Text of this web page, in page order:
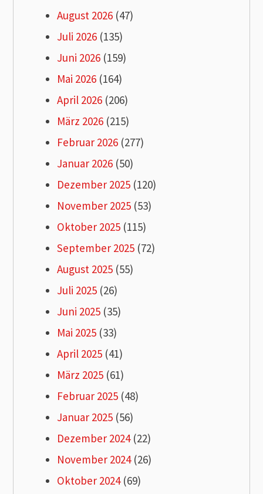
August 2026 (47)
Juli 2026 (135)
Juni 2026 (159)
Mai 2026 (164)
April 2026 (206)
März 2026 (215)
Februar 2026 (277)
Januar 2026 (50)
Dezember 2025 (120)
November 2025 (53)
Oktober 2025 (115)
September 2025 (72)
August 2025 (55)
Juli 2025 (26)
Juni 2025 (35)
Mai 2025 (33)
April 2025 (41)
März 2025 (61)
Februar 2025 (48)
Januar 2025 (56)
Dezember 2024(22)
November 2024(26)
Oktober 2024(69)